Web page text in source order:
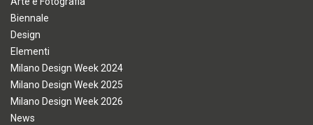
Biennale
Design
Elementi
Milano Design Week 2024
Milano Design Week 2025
Milano Design Week 2026
News